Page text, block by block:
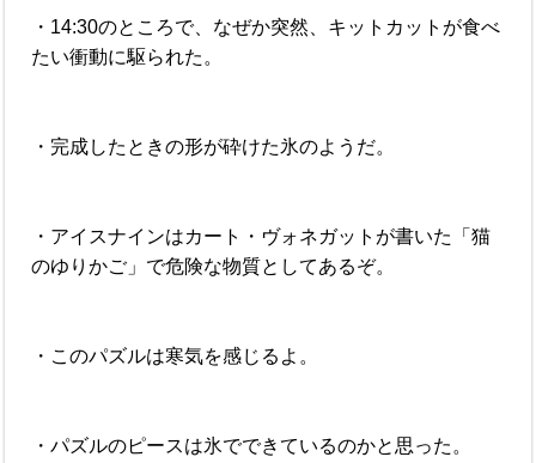
・14:30のところで、なぜか突然、キットカットが食べ
たい衝動に駆られた。
・完成したときの形が砕けた氷のようだ。
・アイスナインはカート・ヴォネガットが書いた「猫
のゆりかご」で危険な物質としてあるぞ。
・このパズルは寒気を感じるよ。
・パズルのピースは氷でできているのかと思った。